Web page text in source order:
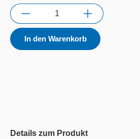
Anzahl
In den Warenkorb
Details zum Produkt